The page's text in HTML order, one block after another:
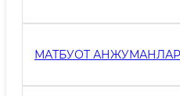
МАТБУОТ